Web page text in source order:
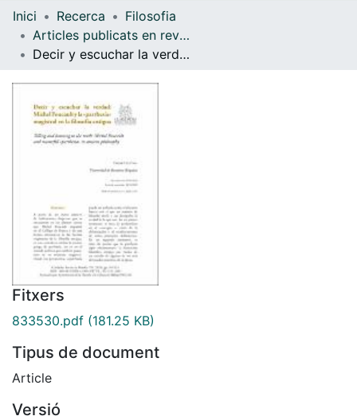
Navega per tot el DD
Com publicar
Inici Recerca
Filosofia
Articles publicats en revistes (Filosofia)
Decir y escuchar la verdad: Michel Foucault y la "<em>parrhesía"</em> magistral en la filosofía antigua
Fitxers
833530.pdf (181.25 KB)
Tipus de document
Article
Versió